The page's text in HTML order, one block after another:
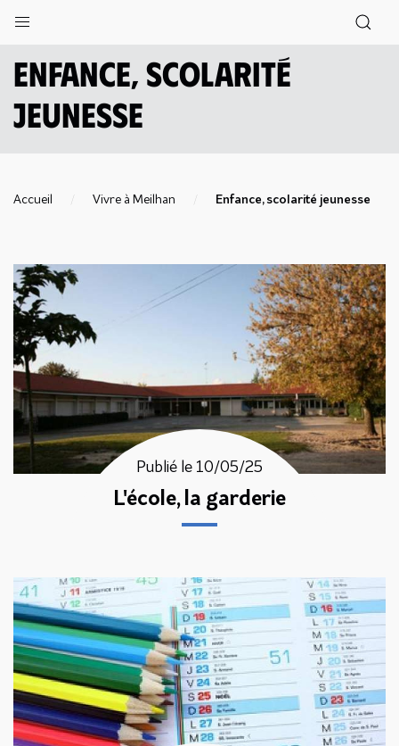
Enfance, scolarité
jeunesse
Accueil Vivre à Meilhan Enfance, scolarité jeunesse
Publié le 10/05/25
L'école, la garderie